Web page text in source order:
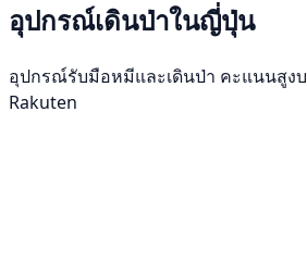
อุปกรณ์เดินป่าในญี่ปุ่น
อุปกรณ์รับมือหมีและเดินป่า คะแนนสูง
Rakuten